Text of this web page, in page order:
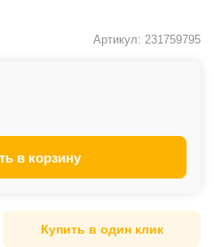
Артикул: 231759795
в корзину
Купить в один клик